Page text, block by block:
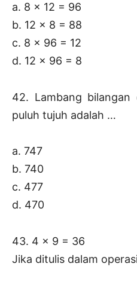
a. 8 x 12 = 96
b. 12 x 8 = 88
c. 8 x 96 = 12
d. 12 x 96 = 8
42. Lambang
puluh tujuh adalah …
a. 747
b. 740
c. 477
d. 470
43. 4 x 9 = 36
Jika ditulis dalam